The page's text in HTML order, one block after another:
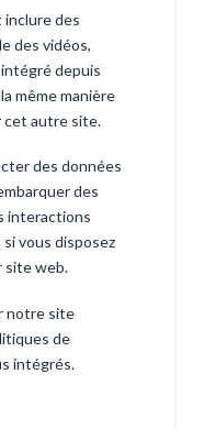
des
des vidéos,
depuis
même manière
cet autre site.
des données
des
interactions
vous disposez
site web.
notre site
de
intégrés.